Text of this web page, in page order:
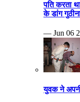
पति करता
के डांग
— Jun 06
युवक ने अपनी